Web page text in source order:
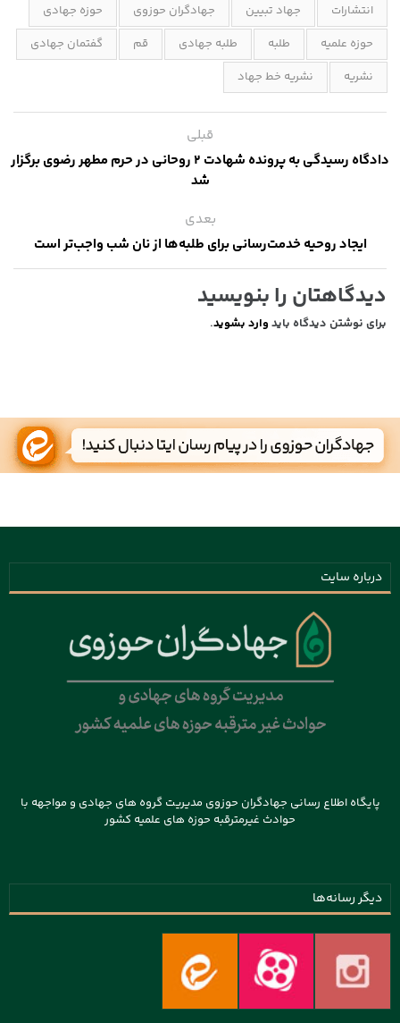
انتشارات
جهاد تبیین جهادگران حوزوی
حوزه جهادی
حوزه علمیه
طلبه طلبه جهادی قم
گفتمان جهادی
نشریه
نشریه خط جهاد
قبلی
دادگاه رسیدگی به پرونده شهادت ۲ روحانی در حرم مطهر رضوی برگزار
شد
بعدی
ایجاد روحیه خدمت‌رسانی برای طلبه‌ها از نان شب واجب‌تر است
دیدگاهتان را بنویسید
برای نوشتن دیدگاه باید وارد بشوید.
درباره سایت
پایگاه اطلاع رسانی جهادگران حوزوی مدیریت گروه های جهادی و مواجهه با
حوادث غیرمترقبه حوزه های علمیه کشور
دیگر رسانه‌ها